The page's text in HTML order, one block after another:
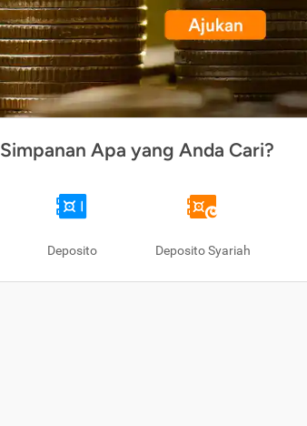
Simpanan Apa yang Anda Cari?
Deposito Deposito Syariah